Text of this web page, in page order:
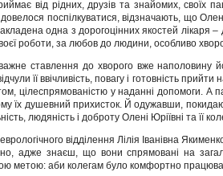
від рідних, друзів та знайомих, своїх
довелося поспілкуватися, відзначають, що
одна з дорогоцінних якостей лікаря
роботи, за любов до людини, особливо
ставлення до хворого вже наполовину
її ввічливість, повагу і готовність
цілеспрямованістю у наданні допомоги. А
їх душевний прихисток. Й одужавши,
людяність і доброту Олені Юріївні та її
відділення Лілія Іванівна
адже знаєш, що вони спрямовані на
метою: аби колегам було комфортно